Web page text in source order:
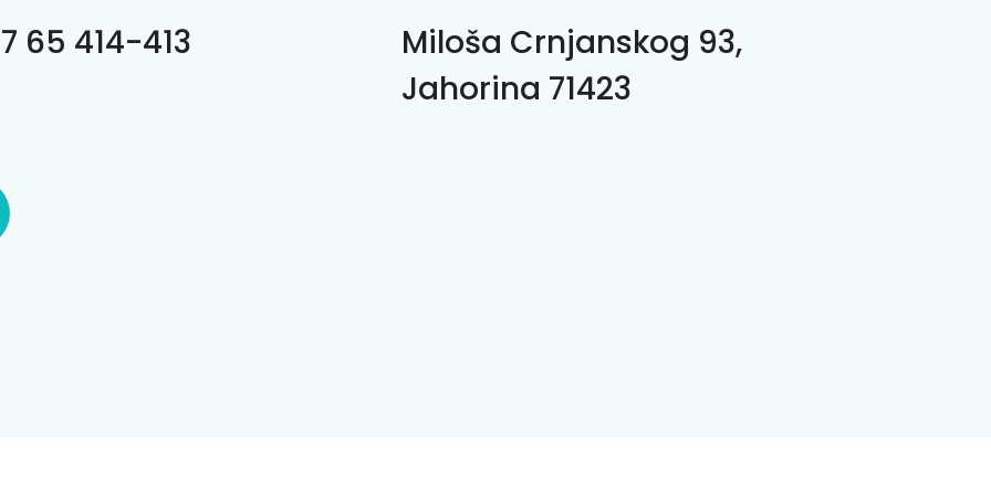
65 414-413
Miloša Crnjanskog 93,
Jahorina 71423